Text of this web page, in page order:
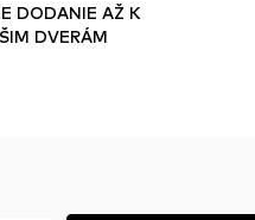
DODANIE AŽ K
DVERÁM